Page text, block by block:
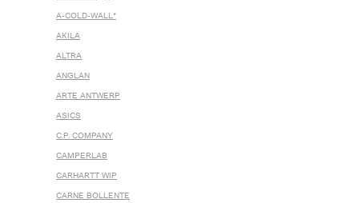
A-COLD-WALL*
AKILA
ALTRA
ANGLAN
ARTE ANTWERP
ASICS
C.P. COMPANY
CAMPERLAB
CARHARTT WIP
CARNE BOLLENTE